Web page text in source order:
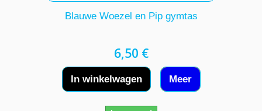
Blauwe Woezel en Pip gymtas
6,50 €
In winkelwagen Meer